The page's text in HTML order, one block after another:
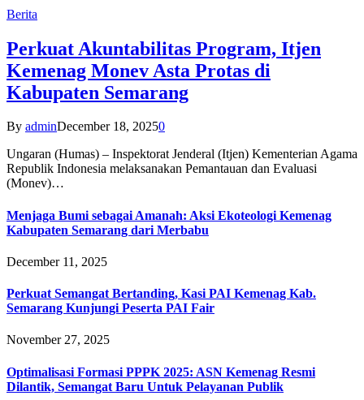
Berita
Perkuat Akuntabilitas Program, Itjen
Kemenag Monev Asta Protas di
Kabupaten Semarang
By adminDecember 18, 20250
Ungaran (Humas) – Inspektorat Jenderal (Itjen) Kementerian Agama
Republik Indonesia melaksanakan Pemantauan dan Evaluasi
(Monev)…
Menjaga Bumi sebagai Amanah: Aksi Ekoteologi Kemenag
Kabupaten Semarang dari Merbabu
December 11, 2025
Perkuat Semangat Bertanding, Kasi PAI Kemenag Kab.
Semarang Kunjungi Peserta PAI Fair
November 27, 2025
Optimalisasi Formasi PPPK 2025: ASN Kemenag Resmi
Dilantik, Semangat Baru Untuk Pelayanan Publik